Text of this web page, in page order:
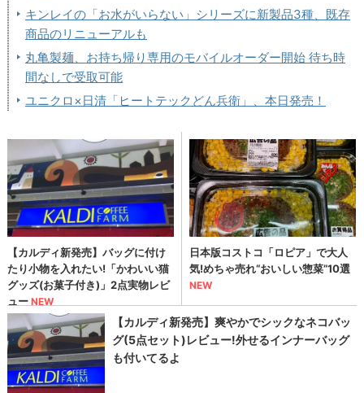
キンレイの「お水がいらない」シリーズに新製品3種、既存
商品のリニューアルも
丸亀製麺、お持ち帰り専用のモバイルオーダー開始 待ち時
間なしで受取可能
ユニクロ×日清「ヒートテックどん兵衛」、本日発売！